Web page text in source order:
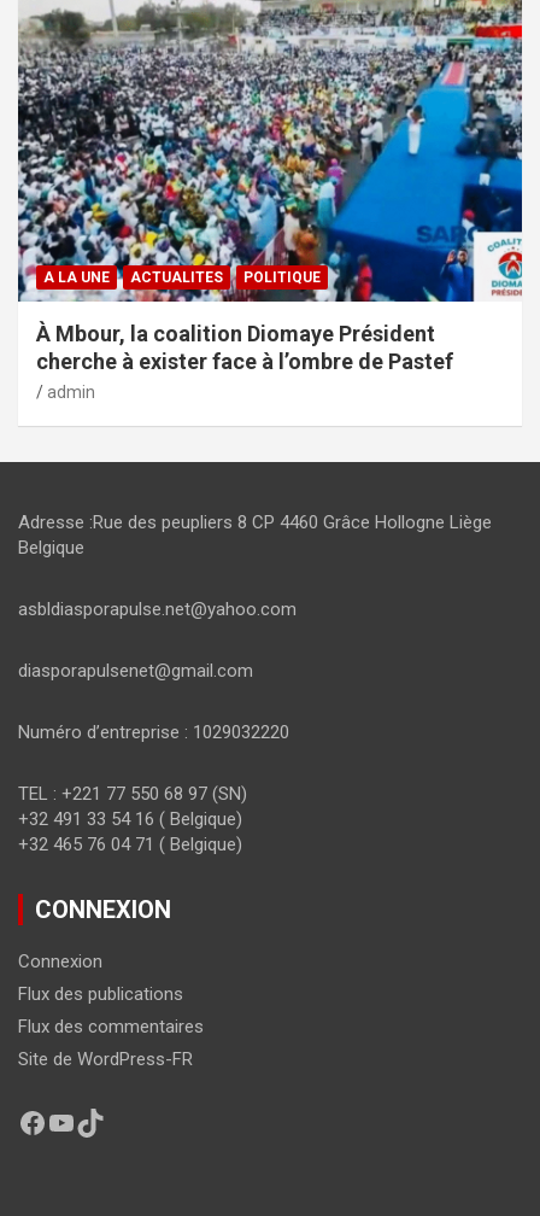
A LA UNE ACTUALITES POLITIQUE
À Mbour, la coalition Diomaye Président
cherche à exister face à l’ombre de Pastef
admin
Adresse :Rue des peupliers 8 CP 4460 Grâce Hollogne Liège
Belgique
asbldiasporapulse.net@yahoo.com
diasporapulsenet@gmail.com
Numéro d’entreprise : 1029032220
TEL : +221 77 550 68 97 (SN)
+32 491 33 54 16 ( Belgique)
+32 465 76 04 71 ( Belgique)
CONNEXION
Connexion
Flux des publications
Flux des commentaires
Site de WordPress-FR